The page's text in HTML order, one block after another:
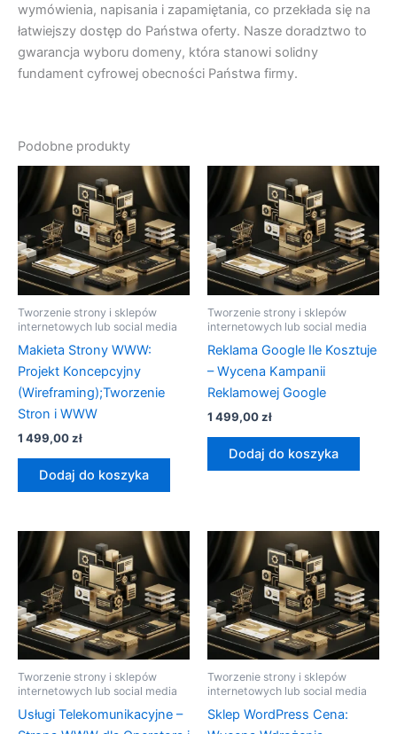
wymówienia, napisania i zapamiętania, co przekłada się na
łatwiejszy dostęp do Państwa oferty. Nasze doradztwo to
gwarancja wyboru domeny, która stanowi solidny
fundament cyfrowej obecności Państwa firmy.
Podobne produkty
Tworzenie strony i sklepów
internetowych lub social media
Makieta Strony WWW:
Projekt Koncepcyjny
(Wireframing);Tworzenie
Stron i WWW
1 499,00zł
Dodaj do koszyka
Tworzenie strony i sklepów
internetowych lub social media
Reklama Google Ile Kosztuje
– Wycena Kampanii
Reklamowej Google
1 499,00zł
Dodaj do koszyka
Tworzenie strony i sklepów
internetowych lub social media
Usługi Telekomunikacyjne –
Tworzenie strony i sklepów
internetowych lub social media
Sklep WordPress Cena: